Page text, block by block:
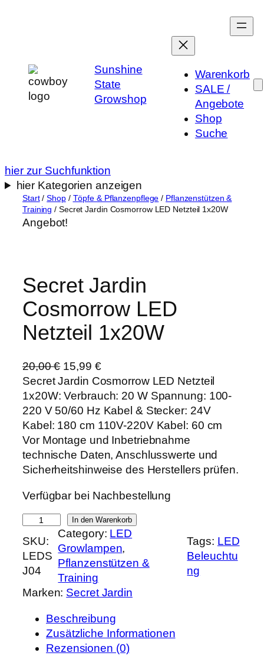
Sunshine
State
Growshop
Warenkorb
SALE /
Angebote
Shop
Suche
hier zur Suchfunktion
hier Kategorien anzeigen
Start/Shop/ Töpfe & Pflanzenpflege / Pflanzenstützen &
Training / Secret Jardin Cosmorrow LED Netzteil 1x20W
Angebot!
Secret Jardin
Cosmorrow LED
Netzteil 1x20W
20,00€ U
r
s
p
r
ü
n
g
i
c
h
e
r
P
i
s
w
15,99 €A
k
t
u
e
l
l
e
P
r
e
i
s
s
:
1
5
Secret Jardin Cosmorrow LED Netzteil
1x20W: Verbrauch: 20 W Spannung: 100-
220 V 50/60 Hz Kabel & Stecker: 24V
Kabel: 180 cm 110V-220V Kabel: 60 cm
Vor Montage und Inbetriebnahme
technische Daten, Anschlusswerte und
Sicherheitshinweise des Herstellers prüfen.
Verfügbar bei Nachbestellung
e
c
r
t
In den Warenkorb
SKU:
LEDS
J04
Category: LED
Growlampen
Pflanzenstützen &
Training
Tags: LED
Beleuchtu
ng
Marken: Secret Jardin
Beschreibung
Zusätzliche Informationen
Rezensionen (0)